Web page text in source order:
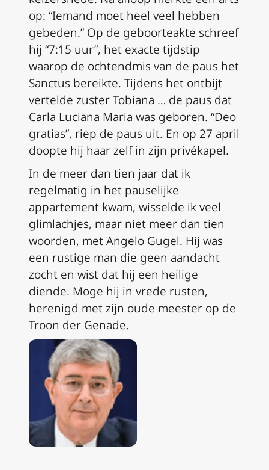
op: “Iemand moet heel veel hebben
gebeden.” Op de geboorteakte schreef
hij “7:15 uur”, het exacte tijdstip
waarop de ochtendmis van de paus het
Sanctus bereikte. Tijdens het ontbijt
vertelde zuster Tobiana … de paus dat
Carla Luciana Maria was geboren. “Deo
gratias”, riep de paus uit. En op 27 april
doopte hij haar zelf in zijn privékapel.
In de meer dan tien jaar dat ik
regelmatig in het pauselijke
appartement kwam, wisselde ik veel
glimlachjes, maar niet meer dan tien
woorden, met Angelo Gugel. Hij was
een rustige man die geen aandacht
zocht en wist dat hij een heilige
diende. Moge hij in vrede rusten,
herenigd met zijn oude meester op de
Troon der Genade.